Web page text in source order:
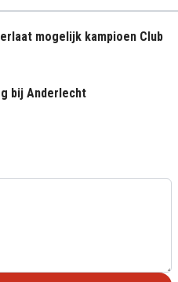
mogelijk kampioen Club
bij Anderlecht